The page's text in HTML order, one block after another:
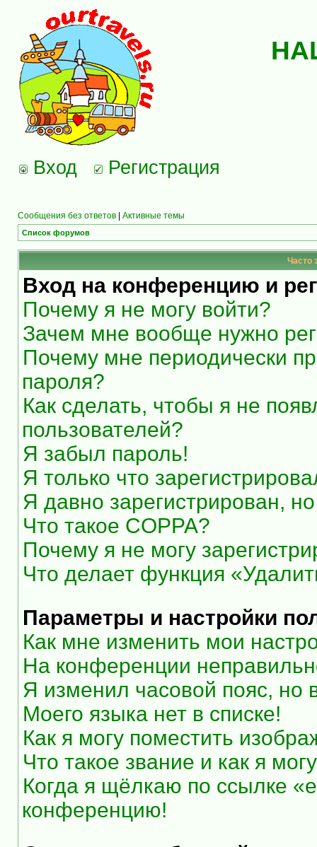
Вход Регистрация
Сообщения без ответов | Активные темы
Список форумов
Часто
Вход на конференцию и
Почему я не могу войти?
Зачем мне вообще нужно
Почему мне периодически
пароля?
Как сделать, чтобы я не
пользователей?
Я забыл пароль!
Я только что
Я давно зарегистрирован,
Что такое COPPA?
Почему я не могу
Что делает функция
Параметры и настройки
Как мне изменить мои
На конференции
Я изменил часовой пояс, но
Моего языка нет в списке!
Как я могу поместить
Что такое звание и как я
Когда я щёлкаю по ссылке
конференцию!